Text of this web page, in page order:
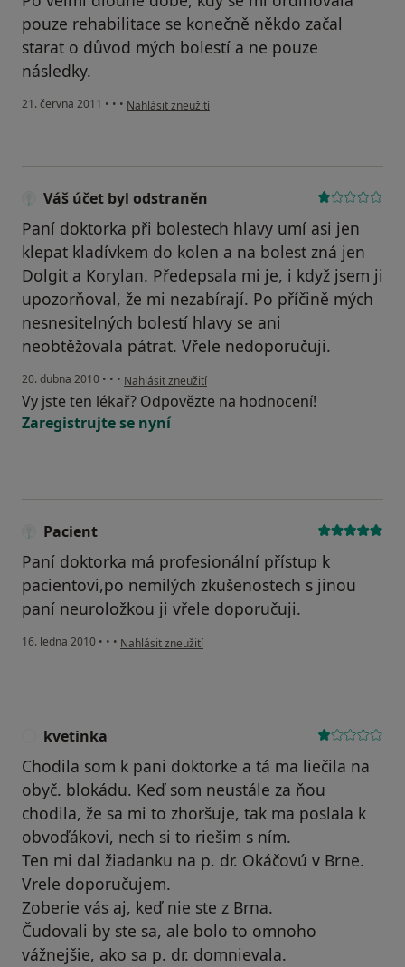
pouze rehabilitace se konečně někdo začal
starat o důvod mých bolestí a ne pouze
následky.
21. června 2011 • • • podle názoru uživatele Pacient
Nahlásit zneužití
Váš účet byl odstraněn
Paní doktorka při bolestech hlavy umí asi jen
klepat kladívkem do kolen a na bolest zná jen
Dolgit a Korylan. Předepsala mi je, i když jsem ji
upozorňoval, že mi nezabírají. Po příčině mých
nesnesitelných bolestí hlavy se ani
neobtěžovala pátrat. Vřele nedoporučuji.
20. dubna 2010 • • • podle názoru uživatele Váš účet byl odstraněn
Nahlásit zneužití
Vy jste ten lékař? Odpovězte na hodnocení!
Zaregistrujte se nyní
Pacient
Paní doktorka má profesionální přístup k
pacientovi,po nemilých zkušenostech s jinou
paní neuroložkou ji vřele doporučuji.
16. ledna 2010 • • • podle názoru uživatele Pacient
Nahlásit zneužití
kvetinka
Chodila som k pani doktorke a tá ma liečila na
obyč. blokádu. Keď som neustále za ňou
chodila, že sa mi to zhoršuje, tak ma poslala k
obvoďákovi, nech si to riešim s ním.
Ten mi dal žiadanku na p. dr. Okáčovú v Brne.
Vrele doporučujem.
Zoberie vás aj, keď nie ste z Brna.
Čudovali by ste sa, ale bolo to omnoho
vážnejšie, ako sa p. dr. domnievala.